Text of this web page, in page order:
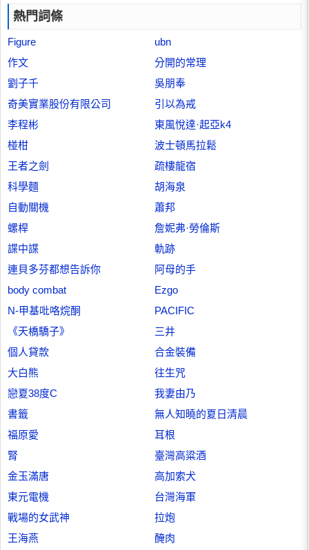
熱門詞條
Figure
ubn
作文
分開的常理
劉子千
吳朋奉
奇美實業股份有限公司
引以為戒
李程彬
東風悅達·起亞k4
椪柑
波士頓馬拉鬆
王者之劍
疏樓龍宿
科學麵
胡海泉
自動關機
蕭邦
螺桿
詹妮弗·勞倫斯
諜中諜
軌跡
連貝多芬都想告訴你
阿母的手
body combat
Ezgo
N-甲基吡咯烷酮
PACIFIC
《天橋驕子》
三井
個人貸款
合金裝備
大白熊
往生咒
戀夏38度C
我妻由乃
書籤
無人知曉的夏日清晨
福原愛
耳根
腎
臺灣高粱酒
金玉滿唐
高加索犬
東元電機
台灣海軍
戰場的女武神
拉炮
王海燕
醃肉